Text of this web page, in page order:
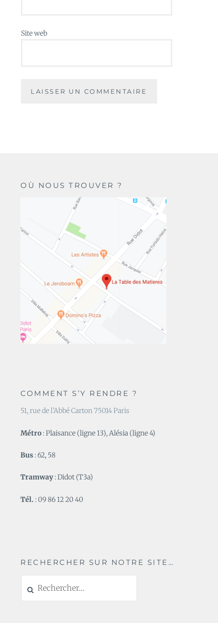
Site web
OÙ NOUS TROUVER ?
COMMENT S’Y RENDRE ?
51, rue de l’Abbé Carton 75014 Paris
Métro : Plaisance (ligne 13), Alésia (ligne 4)
Bus : 62, 58
Tramway: Didot (T3a)
Tél. : 09 86 12 20 40
RECHERCHER SUR NOTRE SITE…